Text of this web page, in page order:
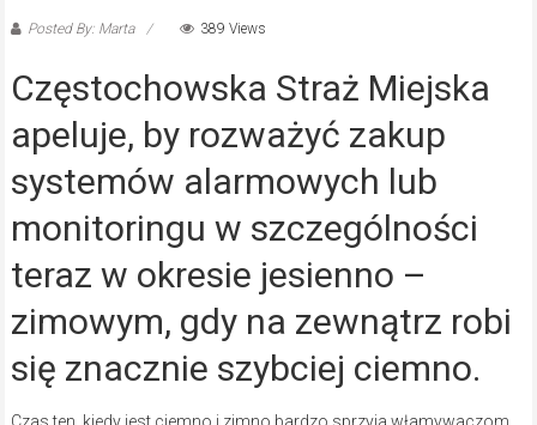
Posted By: Marta 389 Views
Częstochowska Straż Miejska
apeluje, by rozważyć zakup
systemów alarmowych lub
monitoringu w szczególności
teraz w okresie jesienno –
zimowym, gdy na zewnątrz robi
się znacznie szybciej ciemno.